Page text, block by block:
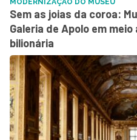
MODERNIZAÇÃO DO MUSEU
Sem as joias da coroa:
Galeria de Apolo em
bilionária